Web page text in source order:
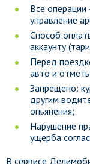
Все операции
управление
Способ
аккаунту
Перед
авто и
Запрещено:
другим
опьянения;
Нарушение
ущерба
В сервисе